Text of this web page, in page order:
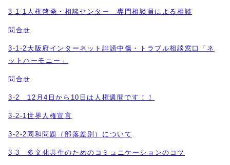
3-1-1人権啓発・相談センター 専門相談員による相談
問合せ
3-1-2大阪府インターネット誹謗中傷・トラブル相談窓口「ネ
ットハーモニー」
問合せ
3-2 12月4日から10日は人権週間です！！
3-2-1世界人権宣言
3-2-2同和問題（部落差別）について
3-3 多文化共生のためのコミュニケーションのコツ